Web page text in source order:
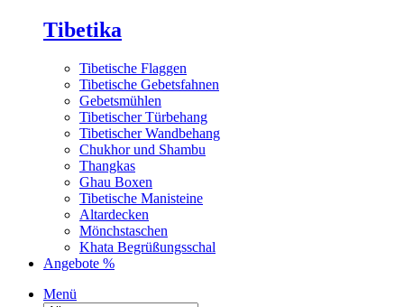
Tibetika
Tibetische Flaggen
Tibetische Gebetsfahnen
Gebetsmühlen
Tibetischer Türbehang
Tibetischer Wandbehang
Chukhor und Shambu
Thangkas
Ghau Boxen
Tibetische Manisteine
Altardecken
Mönchstaschen
Khata Begrüßungsschal
Angebote %
Menü